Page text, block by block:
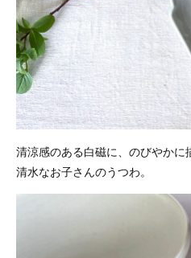
清涼感のある白磁に、のびやか
清水なお子さんのうつわ。